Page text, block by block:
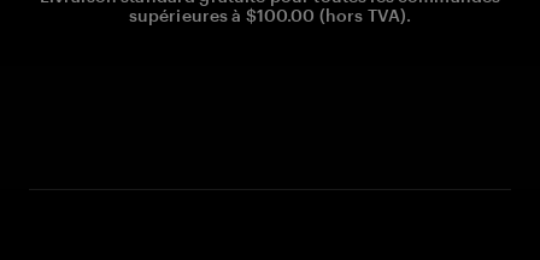
supérieures à $100.00 (hors TVA).